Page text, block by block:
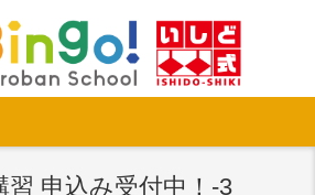
習 申込み受付中！-3